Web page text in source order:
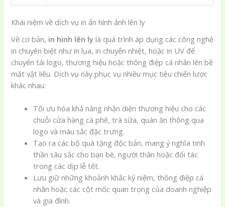
Khái niệm về dịch vụ in ấn hình ảnh lên ly
Về cơ bản, in hình lên ly là quá trình áp dụng các công nghệ
in chuyên biệt như in lụa, in chuyển nhiệt, hoặc in UV để
chuyển tải logo, thương hiệu hoặc thông điệp cá nhân lên bề
mặt vật liệu. Dịch vụ này phục vụ nhiều mục tiêu chiến lược
khác nhau:
Tối ưu hóa khả năng nhận diện thương hiệu cho các
chuỗi cửa hàng cà phê, trà sữa, quán ăn thông qua
logo và màu sắc đặc trưng.
Tạo ra các bộ quà tặng độc bản, mang ý nghĩa tinh
thần sâu sắc cho bạn bè, người thân hoặc đối tác
trong các dịp lễ tết.
Lưu giữ những khoảnh khắc kỷ niệm, thông điệp cá
nhân hoặc các cột mốc quan trọng của doanh nghiệp
và gia đình.